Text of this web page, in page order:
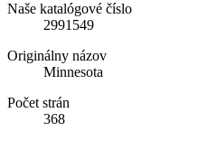
Naše katalógové číslo
2991549
Originálny názov
Minnesota
Počet strán
368